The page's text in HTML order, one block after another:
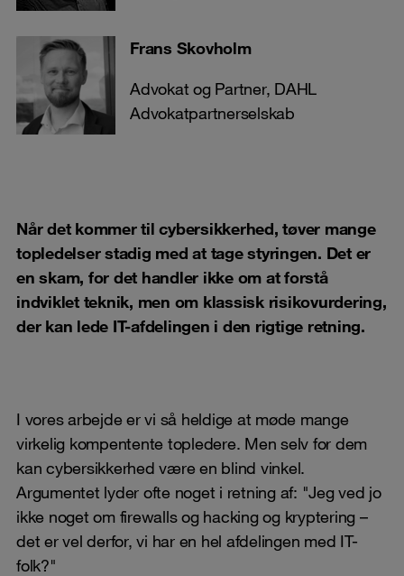
Frans Skovholm
Advokat og Partner, DAHL
Advokatpartnerselskab
Når det kommer til cybersikkerhed, tøver mange
topledelser stadig med at tage styringen. Det er
en skam, for det handler ikke om at forstå
indviklet teknik, men om klassisk risikovurdering,
der kan lede IT-afdelingen i den rigtige retning.
I vores arbejde er vi så heldige at møde mange
virkelig kompentente topledere. Men selv for dem
kan cybersikkerhed være en blind vinkel.
Argumentet lyder ofte noget i retning af: "Jeg ved jo
ikke noget om firewalls og hacking og kryptering –
det er vel derfor, vi har en hel afdelingen med IT-
folk?"